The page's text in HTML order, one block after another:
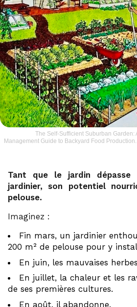
The Self-Sufficient Suburban Garden:
Management Guide to Backyard Food
Tant que le jardin dépasse
jardinier, son potentiel
pelouse.
Imaginez :
Fin mars, un jardinier
200 m² de pelouse pour y
En juin, les mauvaises
En juillet, la chaleur et les
de ses premières cultures.
En août, il abandonne.